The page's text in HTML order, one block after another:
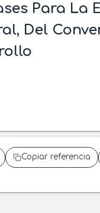
Para La
Del
Copiar referencia